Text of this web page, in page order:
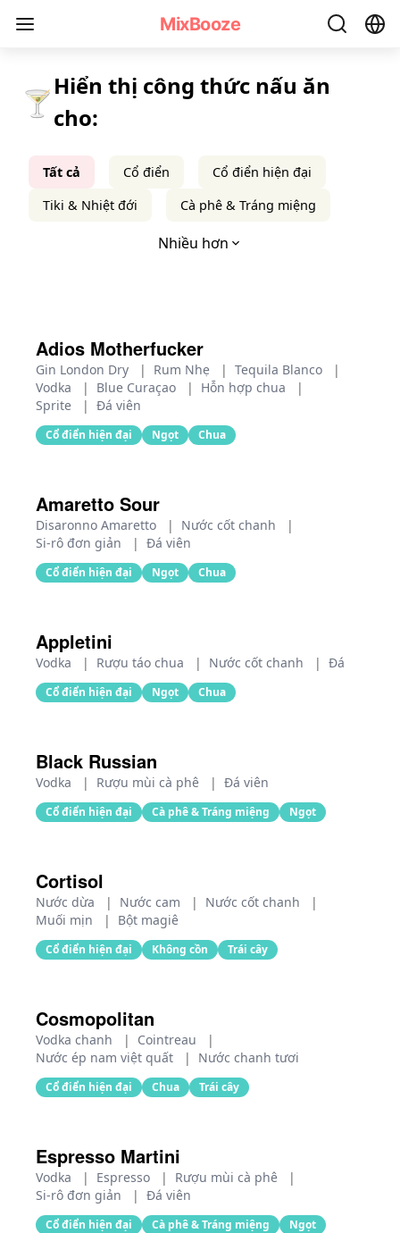
MixBooze
🍸Hiển thị công thức nấu ăn
cho:
Tất cả Cổ điển
Cổ điển hiện đại
Tiki & Nhiệt đới
Cà phê & Tráng miệng
Nhiều hơn
Adios Motherfucker
Gin London Dry | Rum Nhẹ | Tequila Blanco
|
Vodka
| Blue Curaçao | Hỗn hợp chua
|
Sprite
| Đá viên
Cổ điển hiện đại Ngọt Chua
Amaretto Sour
Disaronno Amaretto | Nước cốt chanh
|
Si-rô đơn giản
| Đá viên
Cổ điển hiện đại Ngọt Chua
Appletini
Vodka | Rượu táo chua | Nước cốt chanh | Đá
Cổ điển hiện đại Ngọt Chua
Black Russian
Vodka | Rượu mùi cà phê | Đá viên
Cổ điển hiện đại Cà phê & Tráng miệng Ngọt
Cortisol
Nước dừa | Nước cam | Nước cốt chanh
|
Muối mịn
| Bột magiê
Cổ điển hiện đại Không cồn Trái cây
Cosmopolitan
Vodka chanh | Cointreau
|
Nước ép nam việt quất
| Nước chanh tươi
Cổ điển hiện đại Chua Trái cây
Espresso Martini
Vodka | Espresso | Rượu mùi cà phê
|
Si-rô đơn giản
| Đá viên
Cổ điển hiện đại Cà phê & Tráng miệng Ngọt